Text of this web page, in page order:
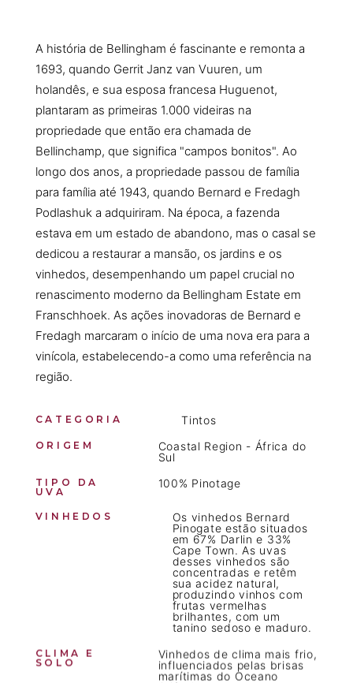
A história de Bellingham é fascinante e remonta a
1693, quando Gerrit Janz van Vuuren, um
holandês, e sua esposa francesa Huguenot,
plantaram as primeiras 1.000 videiras na
propriedade que então era chamada de
Bellinchamp, que significa "campos bonitos". Ao
longo dos anos, a propriedade passou de família
para família até 1943, quando Bernard e Fredagh
Podlashuk a adquiriram. Na época, a fazenda
estava em um estado de abandono, mas o casal se
dedicou a restaurar a mansão, os jardins e os
vinhedos, desempenhando um papel crucial no
renascimento moderno da Bellingham Estate em
Franschhoek. As ações inovadoras de Bernard e
Fredagh marcaram o início de uma nova era para a
vinícola, estabelecendo-a como uma referência na
região.
CATEGORIA Tintos
ORIGEM
Coastal Region - África do
Sul
TIPO DA
UVA
100% Pinotage
VINHEDOS
Os vinhedos Bernard
Pinogate estão situados
em 67% Darlin e 33%
Cape Town. As uvas
desses vinhedos são
concentradas e retêm
sua acidez natural,
produzindo vinhos com
frutas vermelhas
brilhantes, com um
tanino sedoso e maduro.
CLIMA E
SOLO
Vinhedos de clima mais frio,
influenciados pelas brisas
marítimas do Oceano